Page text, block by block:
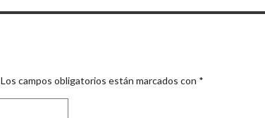
Los campos obligatorios están marcados con *